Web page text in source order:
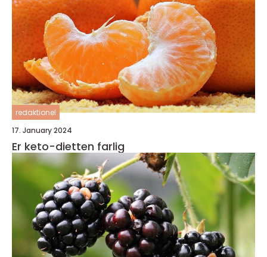
redaktionel
17. January 2024
Er keto-dietten farlig